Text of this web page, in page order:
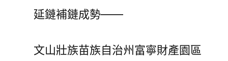
延鏈補鏈成勢——
文山壯族苗族自治州富寧財產園區